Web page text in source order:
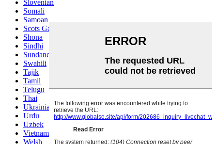
Slovenian
Somali
Samoan
Scots Gaelic
Shona
Sindhi
Sundanese
Swahili
Tajik
Tamil
Telugu
Thai
Ukrainian
Urdu
Uzbek
Vietnamese
Welsh